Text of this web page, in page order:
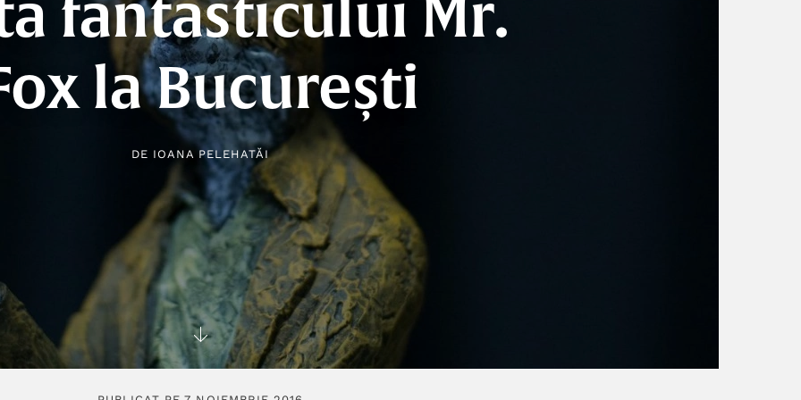
fantasticului Mr.
la București
DE IOANA PELEHATĂI